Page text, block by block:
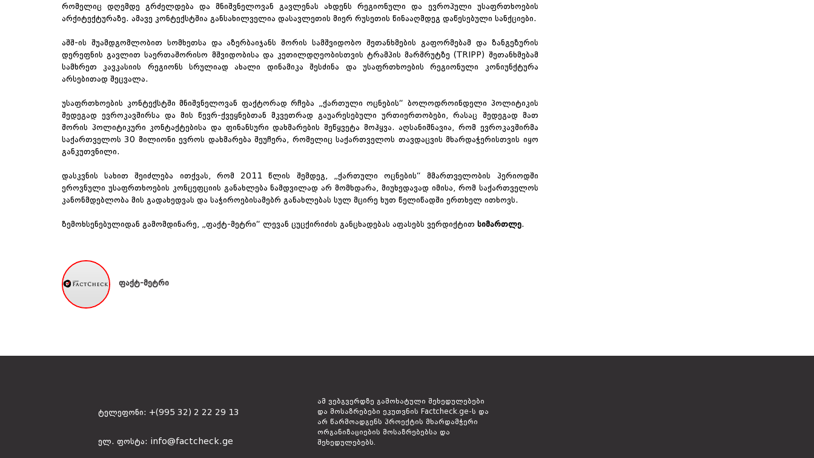
რომელიც დღემდე გრძელდება და მნიშვნელოვან გავლენას ახდენს რეგიონული და ევროპული უსაფრთხოების
არქიტექტურაზე. ამავე კონტექსტშია განსახილველია დასავლეთის მიერ რუსეთის წინააღმდეგ დაწესებული სანქციები.
აშშ-ის შუამდგომლობით სომხეთსა და აზერბაიჯანს შორის სამშვიდობო შეთანხმების გაფორმებამ და ზანგეზურის
დერეფნის გავლით საერთაშორისო მშვიდობისა და კეთილდღეობისთვის ტრამპის მარშრუტზე (TRIPP) შეთანხმებამ
სამხრეთ კავკასიის რეგიონს სრულიად ახალი დინამიკა შესძინა და უსაფრთხოების რეგიონული კონიუნქტურა
არსებითად შეცვალა.
უსაფრთხოების კონტექსტში მნიშვნელოვან ფაქტორად რჩება „ქართული ოცნების“ ბოლოდროინდელი პოლიტიკის
შედეგად ევროკავშირსა და მის წევრ-ქვეყნებთან მკვეთრად გაუარესებული ურთიერთობები, რასაც შედეგად მათ
შორის პოლიტიკური კონტაქტებისა და ფინანსური დახმარების შეწყვეტა მოჰყვა. აღსანიშნავია, რომ ევროკავშირმა
საქართველოს 30 მილიონი ევროს დახმარება შეუჩერა, რომელიც საქართველოს თავდაცვის მხარდაჭერისთვის იყო
განკუთვნილი.
დასკვნის სახით შეიძლება ითქვას, რომ 2011 წლის შემდეგ, „ქართული ოცნების“ მმართველობის პერიოდში
ეროვნული უსაფრთხოების კონცეფციის განახლება ნამდვილად არ მომხდარა, მიუხედავად იმისა, რომ საქართველოს
კანონმდებლობა მის გადახედვას და საჭიროებისამებრ განახლებას სულ მცირე ხუთ წელიწადში ერთხელ ითხოვს.
ზემოხსენებულიდან გამომდინარე, „ფაქტ-მეტრი“ ლევან ცუცქირიძის განცხადებას აფასებს ვერდიქტით სიმართლე.
ფაქტ-მეტრი
ტელეფონი: +(995 32) 2 22 29 13
ელ. ფოსტა: info@factcheck.ge
ამ ვებგვერდზე გამოხატული შეხედულებები
და მოსაზრებები ეკუთვნის Factcheck.ge-ს და
არ წარმოადგენს პროექტის მხარდამჭერი
ორგანიზაციების მოსაზრებებსა და
შეხედულებებს.